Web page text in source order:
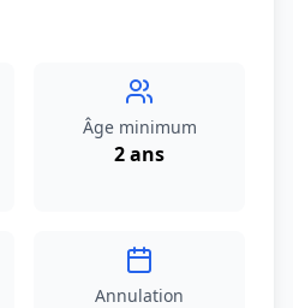
Âge minimum
2 ans
Annulation